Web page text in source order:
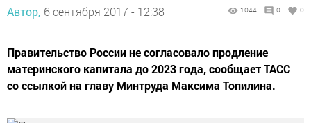
Автор, 6 сентября 2017 - 12:38 1044 0 0
Правительство России не согласовало продление
материнского капитала до 2023 года, сообщает ТАСС
со ссылкой на главу Минтруда Максима Топилина.